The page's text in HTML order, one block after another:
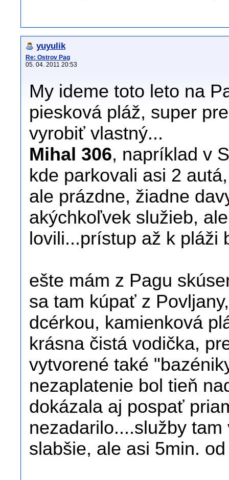
yuyulik
Re: Ostrov Pag
05. 04. 2011 20:53
My ideme toto leto na
piesková pláž, super
vyrobiť vlastný...
Mihal 306, napríklad v
kde parkovali asi 2
ale prázdne, žiadne
akýchkoľvek služieb,
lovili...prístup až k pláži
ešte mám z Pagu
sa tam kúpať z
dcérkou, kamienková
krásna čistá vodička,
vytvorené také
nezaplatenie bol tieň
dokázala aj pospať
nezadarilo....služby
slabšie, ale asi 5min.